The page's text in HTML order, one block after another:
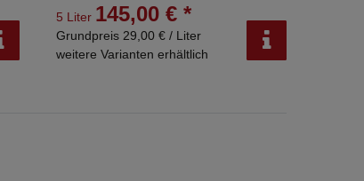
5 Liter 145,00 € *
Grundpreis 29,00 € / Liter
weitere Varianten erhältlich